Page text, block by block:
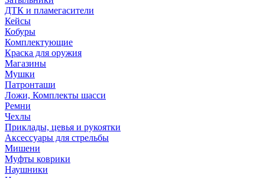
ДТК и пламегасители
Кейсы
Кобуры
Комплектующие
Краска для оружия
Магазины
Мушки
Патронташи
Ложи, Комплекты шасси
Ремни
Чехлы
Приклады, цевья и рукоятки
Аксессуары для стрельбы
Мишени
Муфты коврики
Наушники